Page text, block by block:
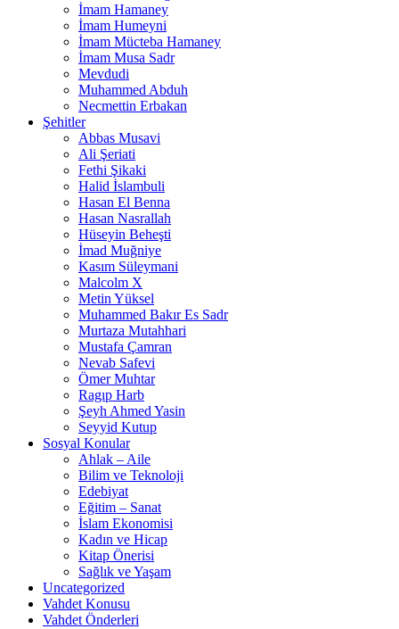
İmam Hamaney
İmam Humeyni
İmam Mücteba Hamaney
İmam Musa Sadr
Mevdudi
Muhammed Abduh
Necmettin Erbakan
Şehitler
Abbas Musavi
Ali Şeriati
Fethi Şikaki
Halid İslambuli
Hasan El Benna
Hasan Nasrallah
Hüseyin Beheşti
İmad Muğniye
Kasım Süleymani
Malcolm X
Metin Yüksel
Muhammed Bakır Es Sadr
Murtaza Mutahhari
Mustafa Çamran
Nevab Safevi
Ömer Muhtar
Ragıp Harb
Şeyh Ahmed Yasin
Seyyid Kutup
Sosyal Konular
Ahlak – Aile
Bilim ve Teknoloji
Edebiyat
Eğitim – Sanat
İslam Ekonomisi
Kadın ve Hicap
Kitap Önerisi
Sağlık ve Yaşam
Uncategorized
Vahdet Konusu
Vahdet Önderleri